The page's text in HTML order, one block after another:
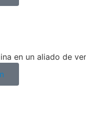
en un aliado de